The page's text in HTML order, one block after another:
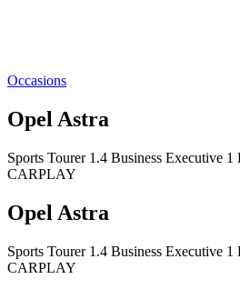
Occasions
Opel Astra
Sports Tourer 1.4 Business Executive
CARPLAY
Opel Astra
Sports Tourer 1.4 Business Executive
CARPLAY